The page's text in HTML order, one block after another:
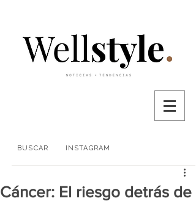
BUSCAR INSTAGRAM
Cáncer: El riesgo detrás de